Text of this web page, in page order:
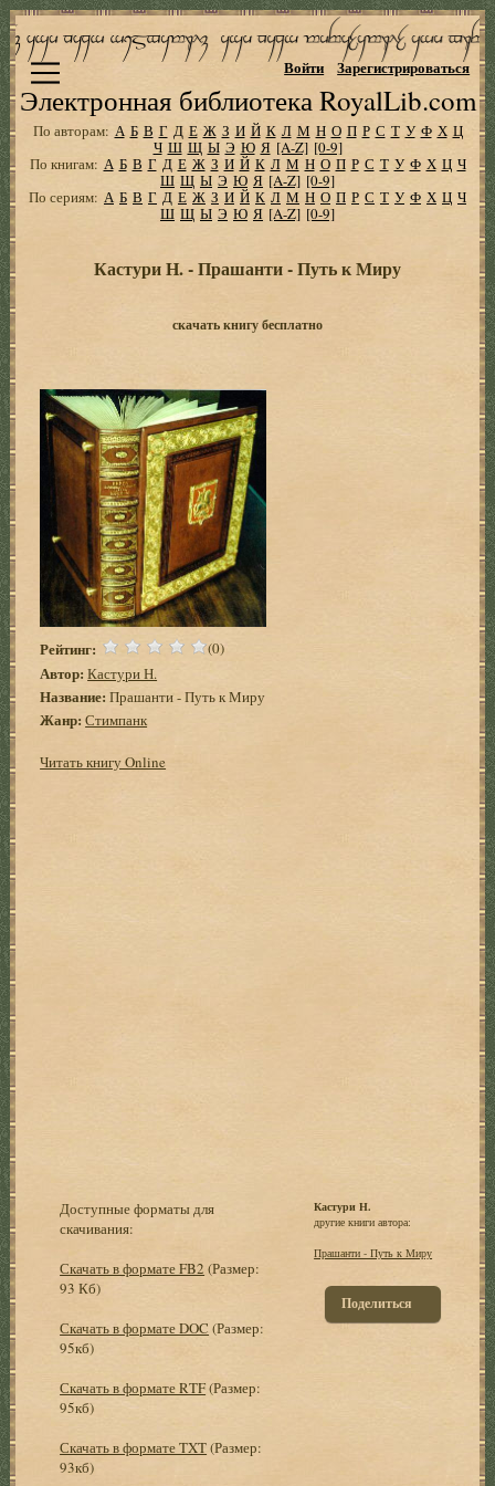
Электронная библиотека RoyalLib.com
Войти Зарегистрироваться
По авторам: А Б В Г Д Е Ж З И Й К Л М Н О П Р С Т У Ф Х Ц
Ч Ш Щ Ы Э Ю Я [A-Z] [0-9]
По книгам: А Б В Г Д Е Ж З И Й К Л М Н О П Р С Т У Ф Х Ц Ч
Ш Щ Ы Э Ю Я [A-Z] [0-9]
По сериям: А Б В Г Д Е Ж З И Й К Л М Н О П Р С Т У Ф Х Ц Ч
Ш Щ Ы Э Ю Я [A-Z] [0-9]
Кастури Н. - Прашанти - Путь к Миру
скачать книгу бесплатно
Рейтинг: (0)
Автор: Кастури Н.
Название: Прашанти - Путь к Миру
Жанр: Стимпанк
Читать книгу Online
Доступные форматы для
скачивания:
Скачать в формате FB2 (Размер:
93 Кб)
Скачать в формате DOC (Размер:
95кб)
Скачать в формате RTF(Размер:
95кб)
Скачать в формате TXT(Размер:
93кб)
Кастури Н.
другие книги автора:
Прашанти - Путь к Миру
Поделиться